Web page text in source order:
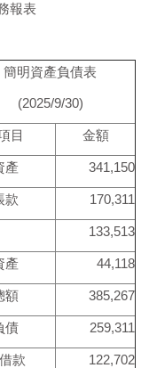
報表
簡明資產負債表
(2025/9/30)
目 金額
產 341,150
款 170,311
133,513
產 44,118
額 385,267
債 259,311
款 122,702